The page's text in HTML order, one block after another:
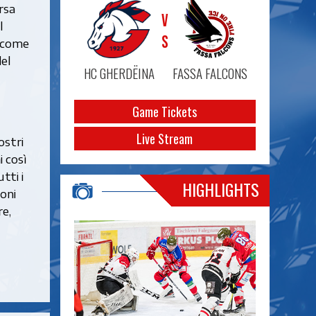
così
i
HC GHERDËINA
VS
FASSA FALCONS
Game Tickets
Live Stream
HIGHLIGHTS